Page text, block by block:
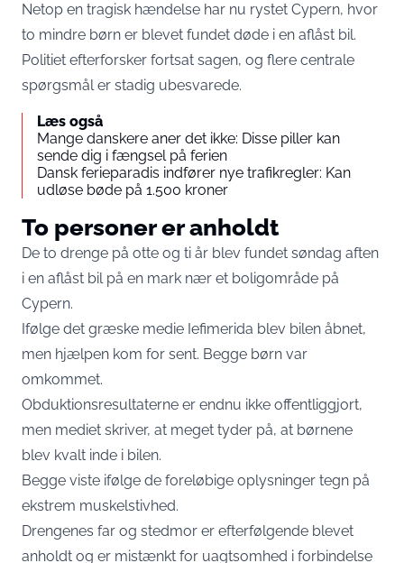
Netop en tragisk hændelse har nu rystet Cypern, hvor
to mindre børn er blevet fundet døde i en aflåst bil.
Politiet efterforsker fortsat sagen, og flere centrale
spørgsmål er stadig ubesvarede.
Læs også
Mange danskere aner det ikke: Disse piller kan
sende dig i fængsel på ferien
Dansk ferieparadis indfører nye trafikregler: Kan
udløse bøde på 1.500 kroner
To personer er anholdt
De to drenge på otte og ti år blev fundet søndag aften
i en aflåst bil på en mark nær et boligområde på
Cypern.
Ifølge det græske medie Iefimerida blev bilen åbnet,
men hjælpen kom for sent. Begge børn var
omkommet.
Obduktionsresultaterne er endnu ikke offentliggjort,
men mediet skriver, at meget tyder på, at børnene
blev kvalt inde i bilen.
Begge viste ifølge de foreløbige oplysninger tegn på
ekstrem muskelstivhed.
Drengenes far og stedmor er efterfølgende blevet
anholdt og er mistænkt for uagtsomhed i forbindelse